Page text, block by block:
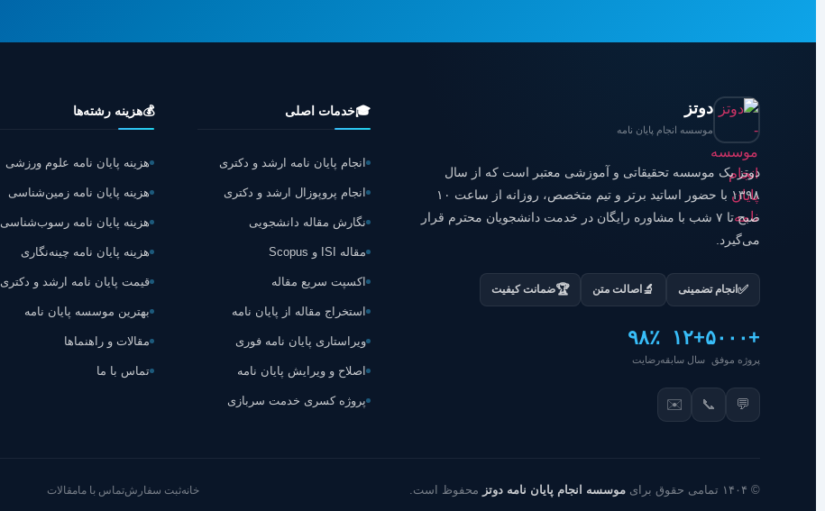
دوتز
موسسه انجام پایان نامه
دوتز یک موسسه تحقیقاتی و آموزشی معتبر است که از سال
۱۳۹۸ با حضور اساتید برتر و تیم متخصص، روزانه از ساعت ۱۰
صبح تا ۷ شب با مشاوره رایگان در خدمت دانشجویان محترم قرار
می‌گیرد.
✅ انجام تضمینی 🔬 اصالت متن 🏆ضمانت کیفیت
+۵۰۰۰
پروژه موفق
+۱۲
سال سابقه
۹۸٪
رضایت
💬
📞
✉️
🎓خدمات اصلی
انجام پایان نامه ارشد و دکتری
انجام پروپوزال ارشد و دکتری
نگارش مقاله دانشجویی
مقاله ISI و Scopus
اکسپت سریع مقاله
استخراج مقاله از پایان نامه
ویراستاری پایان نامه فوری
اصلاح و ویرایش پایان نامه
پروژه کسری خدمت سربازی
💰هزینه رشته‌ها
هزینه پایان نامه علوم ورزشی
هزینه پایان نامه زمین‌شناسی
هزینه پایان نامه رسوب‌شناسی
هزینه پایان نامه چینه‌نگاری
قیمت پایان نامه ارشد و دکتری
بهترین موسسه پایان نامه
مقالات و راهنماها
تماس با ما
© ۱۴۰۴ تمامی حقوق برای موسسه انجام پایان نامه دوتز محفوظ است. خانهثبت سفارشتماس با مامقالات